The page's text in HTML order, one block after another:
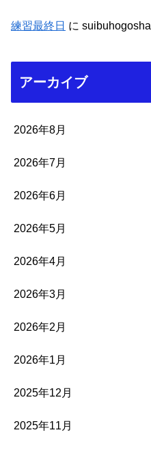
練習最終日 に suibuhogosha
アーカイブ
2026年8月
2026年7月
2026年6月
2026年5月
2026年4月
2026年3月
2026年2月
2026年1月
2025年12月
2025年11月